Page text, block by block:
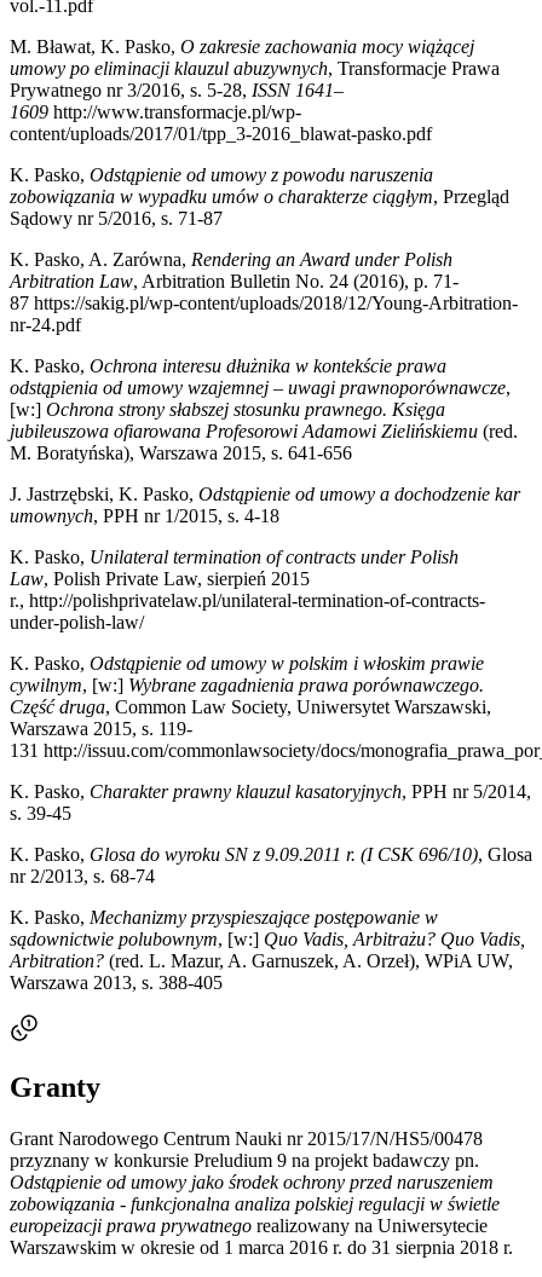
vol.-11.pdf
M. Bławat, K. Pasko, O zakresie zachowania mocy wiążącej
umowy po eliminacji klauzul abuzywnych, Transformacje Prawa
Prywatnego nr 3/2016, s. 5-28, ISSN 1641–
1609 http://www.transformacje.pl/wp-
content/uploads/2017/01/tpp_3-2016_blawat-pasko.pdf​
K. Pasko, Odstąpienie od umowy z powodu naruszenia
zobowiązania w wypadku umów o charakterze ciągłym, Przegląd
Sądowy nr 5/2016, s. 71-87
K. Pasko, A. Zarówna, Rendering an Award under Polish
Arbitration Law, Arbitration Bulletin No. 24 (2016), p. 71-
87 https://sakig.pl/wp-content/uploads/2018/12/Young-Arbitration-
nr-24.pdf
K. Pasko, Ochrona interesu dłużnika w kontekście prawa
odstąpienia od umowy wzajemnej – uwagi prawnoporównawcze,
[w:] Ochrona strony słabszej stosunku prawnego. Księga
jubileuszowa ofiarowana Profesorowi Adamowi Zielińskiemu (red.
M. Boratyńska), Warszawa 2015, s. 641-656
J. Jastrzębski, K. Pasko, Odstąpienie od umowy a dochodzenie kar
umownych, PPH nr 1/2015, s. 4-18
K. Pasko, Unilateral termination of contracts under Polish
Law, Polish Private Law, sierpień 2015
r., http://polishprivatelaw.pl/unilateral-termination-of-contracts-
under-polish-law/
K. Pasko, Odstąpienie od umowy w polskim i włoskim prawie
cywilnym, [w:] Wybrane zagadnienia prawa porównawczego.
Część druga, Common Law Society, Uniwersytet Warszawski,
Warszawa 2015, s. 119-
131 http://issuu.com/commonlawsociety/docs/
K. Pasko, Charakter prawny klauzul kasatoryjnych, PPH nr 5/2014,
s. 39-45
K. Pasko, Glosa do wyroku SN z 9.09.2011 r. (I CSK 696/10), Glosa
nr 2/2013, s. 68-74
K. Pasko, Mechanizmy przyspieszające postępowanie w
sądownictwie polubownym, [w:] Quo Vadis, Arbitrażu? Quo Vadis,
Arbitration? (red. L. Mazur, A. Garnuszek, A. Orzeł), WPiA UW,
Warszawa 2013, s. 388-405
Granty
Grant Narodowego Centrum Nauki nr 2015/17/N/HS5/00478
przyznany w konkursie Preludium 9 na projekt badawczy pn.
Odstąpienie od umowy jako środek ochrony przed naruszeniem
zobowiązania - funkcjonalna analiza polskiej regulacji w świetle
europeizacji prawa prywatnego realizowany na Uniwersytecie
Warszawskim w okresie od 1 marca 2016 r. do 31 sierpnia 2018 r.